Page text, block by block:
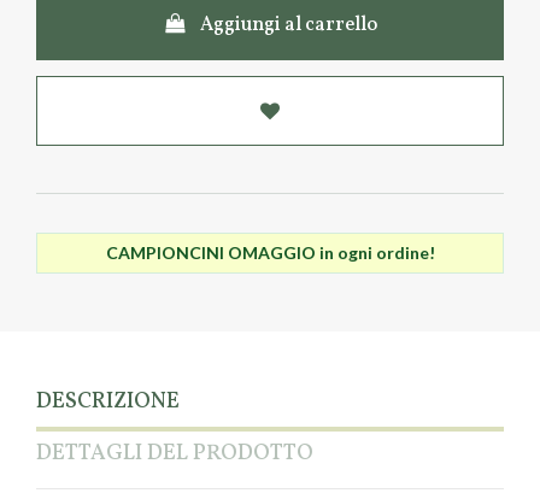
Aggiungi al carrello
CAMPIONCINI OMAGGIO in ogni ordine!
DESCRIZIONE
DETTAGLI DEL PRODOTTO